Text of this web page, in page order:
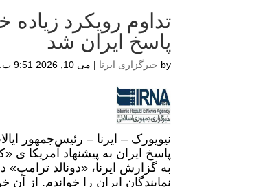
تداوم رویکرد
پاسخ ایران شد
by خبرگزاری ایرنا | می 10, 2026 9:51 ب.ظ
نیویورک – ایرنا – رئیس‌جمهور
پاسخ ایران به پیشنهاد آمریکا ی
به گزارش ایرنا، «دونالد
نمایندگان ایران را خواندم. از